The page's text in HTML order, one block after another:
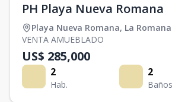
PH Playa Nueva Romana
Playa Nueva Romana, La Romana
VENTA AMUEBLADO
US$ 285,000
2
Hab.
2
Baños